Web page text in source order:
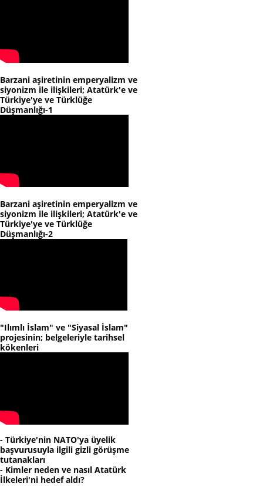
Barzani aşiretinin emperyalizm ve
siyonizm ile ilişkileri; Atatürk'e ve
Türkiye'ye ve Türklüğe
Düşmanlığı-1
Barzani aşiretinin emperyalizm ve
siyonizm ile ilişkileri; Atatürk'e ve
Türkiye'ye ve Türklüğe
Düşmanlığı-2
"Ilımlı İslam" ve "Siyasal İslam"
projesinin; belgeleriyle tarihsel
kökenleri
- Türkiye'nin NATO'ya üyelik
başvurusuyla ilgili gizli görüşme
tutanakları
- Kimler neden ve nasıl Atatürk
İlkeleri'ni hedef aldı?